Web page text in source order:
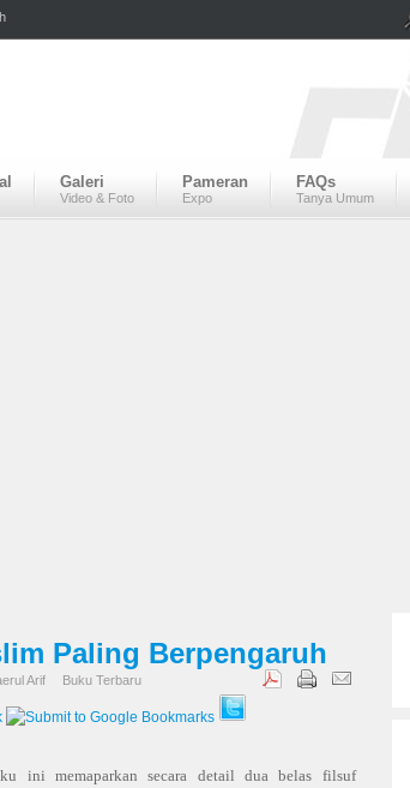
Galeri
Video & Foto
Pameran
Expo
FAQs
Tanya Umum
Paling Berpengaruh
Arif Buku Terbaru
ini memaparkan secara detail dua belas filsuf